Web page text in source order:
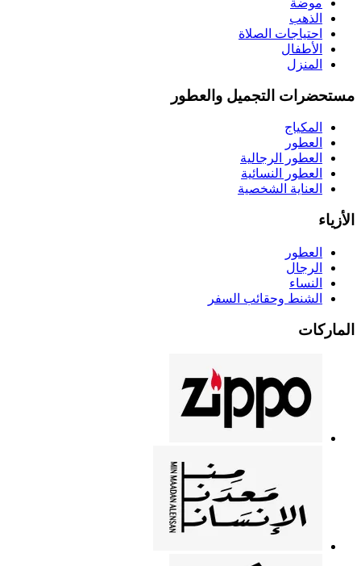
موضة
الذهب
احتياجات الصلاة
الأطفال
المنزل
مستحضرات التجميل والعطور
المكياج
العطور
العطور الرجالية
العطور النسائية
العناية الشخصية
الأزياء
العطور
الرجال
النساء
الشنط وحقائب السفر
الماركات